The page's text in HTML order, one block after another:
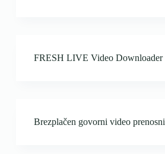
FRESH LIVE Video Downloader
Brezplačen govorni video